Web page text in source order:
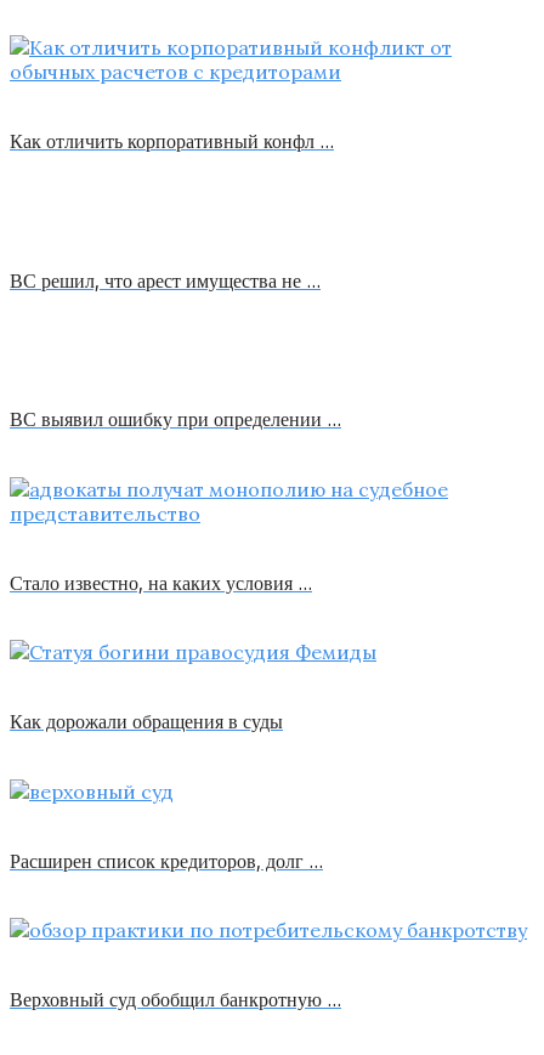
Как отличить корпоративный конфл …
ВС решил, что арест имущества не …
ВС выявил ошибку при определении …
Стало известно, на каких условия …
Как дорожали обращения в суды
Расширен список кредиторов, долг …
Верховный суд обобщил банкротную …